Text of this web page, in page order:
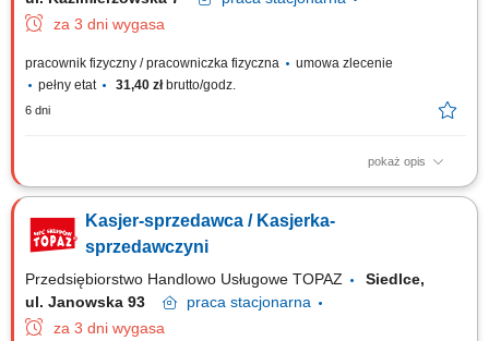
za 3 dni wygasa
pracownik fizyczny / pracowniczka fizyczna
umowa zlecenie
pełny etat
31,40 złbrutto/godz.
6 dni
pokaż opis
Twoje główne zadania: zapewnienie profesjonalnej obsługi Klientów
właściwą ekspozycję produktów monitorowanie terminów przydatności
do spożycia
Kasjer-sprzedawca / Kasjerka-
sprzedawczyni
Przedsiębiorstwo Handlowo Usługowe TOPAZ
Siedlce,
ul. Janowska 93
praca stacjonarna
za 3 dni wygasa